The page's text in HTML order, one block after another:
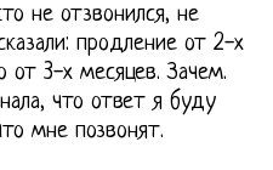
не отзвонился, не
продление от 2-х
от 3-х месяцев. Зачем.
что ответ я буду
мне позвонят.